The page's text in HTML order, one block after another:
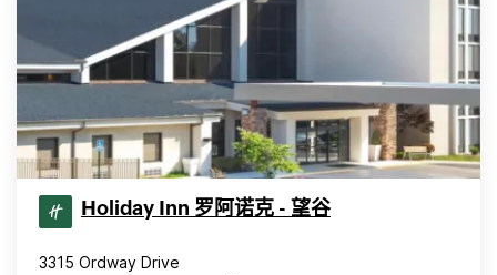
Holiday Inn 罗阿诺克 - 望谷
3315 Ordway Drive